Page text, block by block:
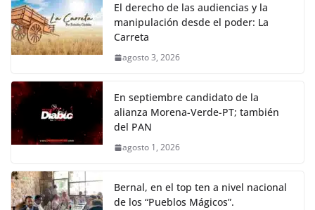
El derecho de las audiencias y la
manipulación desde el poder: La
Carreta
agosto 3, 2026
En septiembre candidato de la
alianza Morena-Verde-PT; también
del PAN
agosto 1, 2026
Bernal, en el top ten a nivel nacional
de los “Pueblos Mágicos”.